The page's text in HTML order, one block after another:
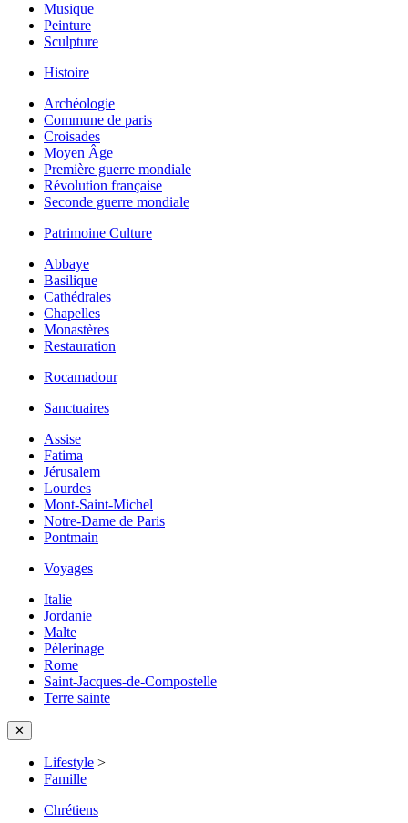
Musique
Peinture
Sculpture
Histoire
Archéologie
Commune de paris
Croisades
Moyen Âge
Première guerre mondiale
Révolution française
Seconde guerre mondiale
Patrimoine Culture
Abbaye
Basilique
Cathédrales
Chapelles
Monastères
Restauration
Rocamadour
Sanctuaires
Assise
Fatima
Jérusalem
Lourdes
Mont-Saint-Michel
Notre-Dame de Paris
Pontmain
Voyages
Italie
Jordanie
Malte
Pèlerinage
Rome
Saint-Jacques-de-Compostelle
Terre sainte
✕
Lifestyle >
Famille
Chrétiens